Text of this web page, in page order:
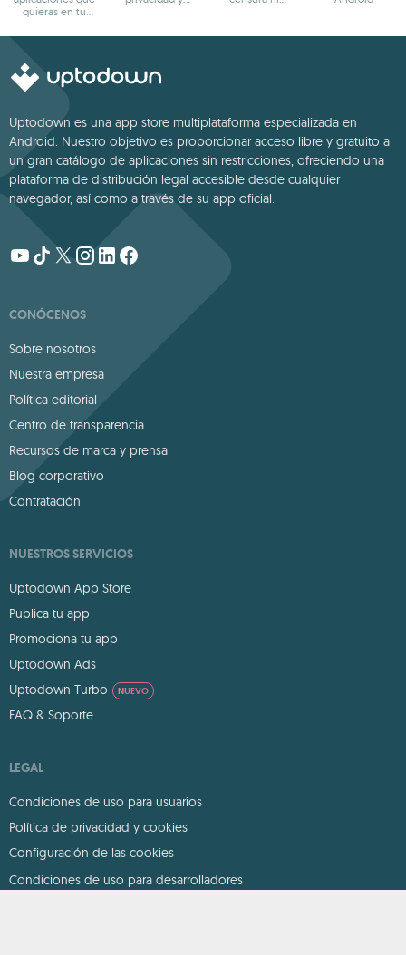
quieras en tu
Uptodown es una app store multiplataforma especializada en
Android. Nuestro objetivo es proporcionar acceso libre y gratuito a
un gran catálogo de aplicaciones sin restricciones, ofreciendo una
plataforma de distribución legal accesible desde cualquier
navegador, así como a través de su app oficial.
CONÓCENOS
Sobre nosotros
Nuestra empresa
Política editorial
Centro de transparencia
Recursos de marca y prensa
Blog corporativo
Contratación
NUESTROS SERVICIOS
Uptodown App Store
Publica tu app
Promociona tu app
Uptodown Ads
Uptodown Turbo
NUEVO
FAQ & Soporte
LEGAL
Condiciones de uso para usuarios
Política de privacidad y cookies
Configuración de las cookies
Condiciones de uso para desarrolladores